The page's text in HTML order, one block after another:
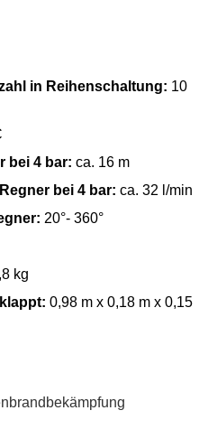
in Reihenschaltung: 10
bei 4 bar: ca. 16 m
bei 4 bar: ca. 32 l/min
20°- 360°
kg
0,98 m x 0,18 m x 0,15